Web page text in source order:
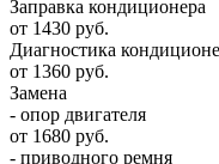
Заправка кондиционера
от 1430 руб.
Диагностика
от 1360 руб.
Замена
- опор двигателя
от 1680 руб.
- приводного ремня